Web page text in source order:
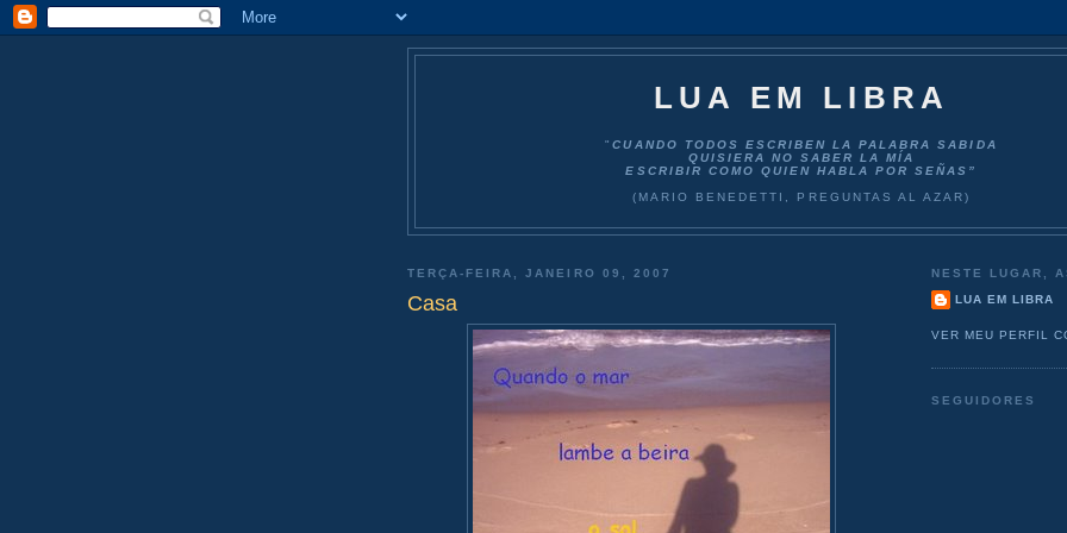
LUA EM LIBRA
"CUANDO TODOS ESCRIBEN LA PALABRA SABIDA
QUISIERA NO SABER LA MÍA
ESCRIBIR COMO QUIEN HABLA POR SEÑAS”
(MARIO BENEDETTI, PREGUNTAS AL AZAR)
TERÇA-FEIRA, JANEIRO 09, 2007
Casa
NESTE LUGAR,
LUA EM LIBRA
VER MEU PERFIL
SEGUIDORES